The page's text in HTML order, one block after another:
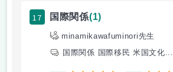
17 国際関係(1)
minamikawafuminori先生
国際関係 国際移民 米国文化...